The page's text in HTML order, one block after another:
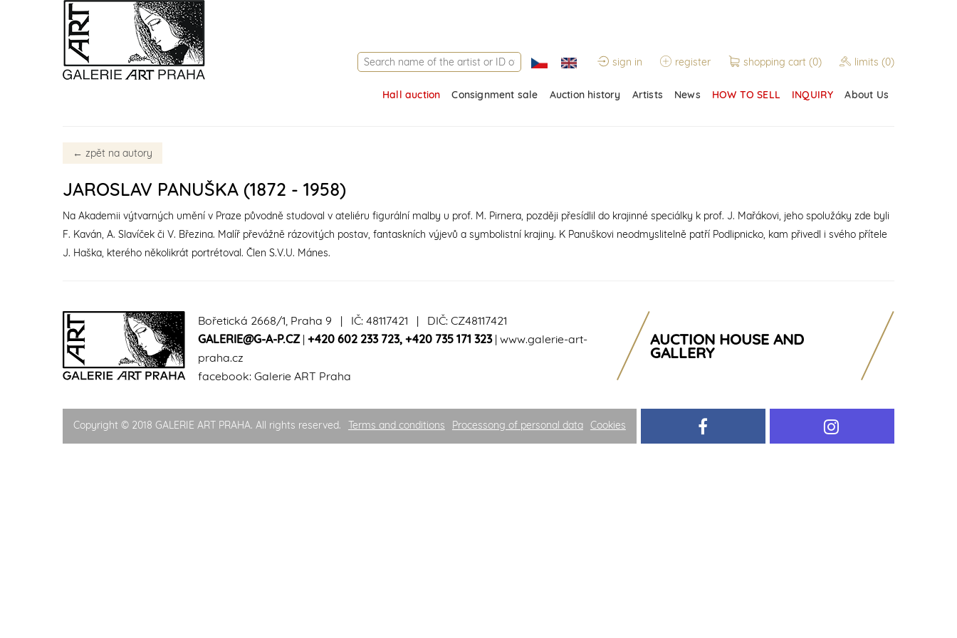
sign in register shopping cart (0) limits (0)
Hall auction Consignment sale Auction history Artists News HOW TO SELL INQUIRY About Us
← zpět na autory
JAROSLAV PANUŠKA (1872 - 1958)
Na Akademii výtvarných umění v Praze původně studoval v ateliéru figurální malby u prof. M. Pirnera, později přesídlil do krajinné speciálky k prof. J. Mařákovi, jeho spolužáky zde byli
F. Kaván, A. Slavíček či V. Březina. Malíř převážně rázovitých postav, fantaskních výjevů a symbolistní krajiny. K Panuškovi neodmyslitelně patří Podlipnicko, kam přivedl i svého přítele
J. Haška, kterého několikrát portrétoval. Člen S.V.U. Mánes.
Bořetická 2668/1, Praha 9 | IČ: 48117421 | DIČ: CZ48117421
GALERIE@G-A-P.CZ| +420 602 233 723, +420 735 171 323| www.galerie-art-
praha.cz
facebook: Galerie ART Praha
AUCTION HOUSE AND
GALLERY
Copyright © 2018 GALERIE ART PRAHA. All rights reserved. Terms and conditions Processong of personal data Cookies